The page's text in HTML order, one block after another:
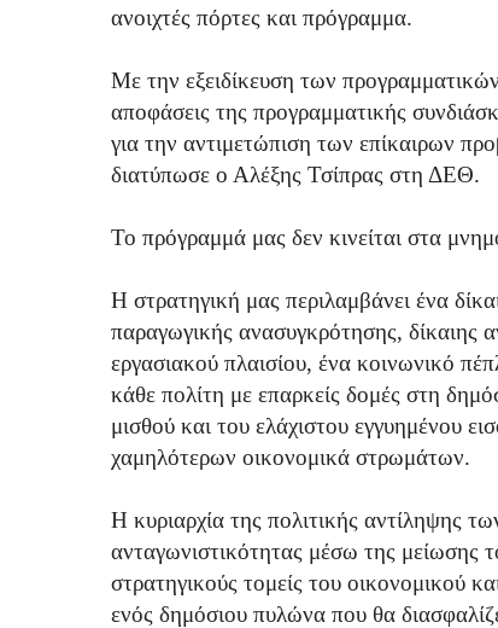
ανοιχτές πόρτες και πρόγραμμα.
Με την εξειδίκευση των
αποφάσεις της προγραμματικής
για την αντιμετώπιση των επίκαιρων
διατύπωσε ο Αλέξης Τσίπρας στη ΔΕΘ.
Το πρόγραμμά μας δεν κινείται στα
Η στρατηγική μας περιλαμβάνει ένα
παραγωγικής ανασυγκρότησης, δίκαιης
εργασιακού πλαισίου, ένα κοινωνικό
κάθε πολίτη με επαρκείς δομές στη
μισθού και του ελάχιστου εγγυημένου
χαμηλότερων οικονομικά στρωμάτων.
Η κυριαρχία της πολιτικής αντίληψης
ανταγωνιστικότητας μέσω της μείωσης
στρατηγικούς τομείς του οικονομικού
ενός δημόσιου πυλώνα που θα